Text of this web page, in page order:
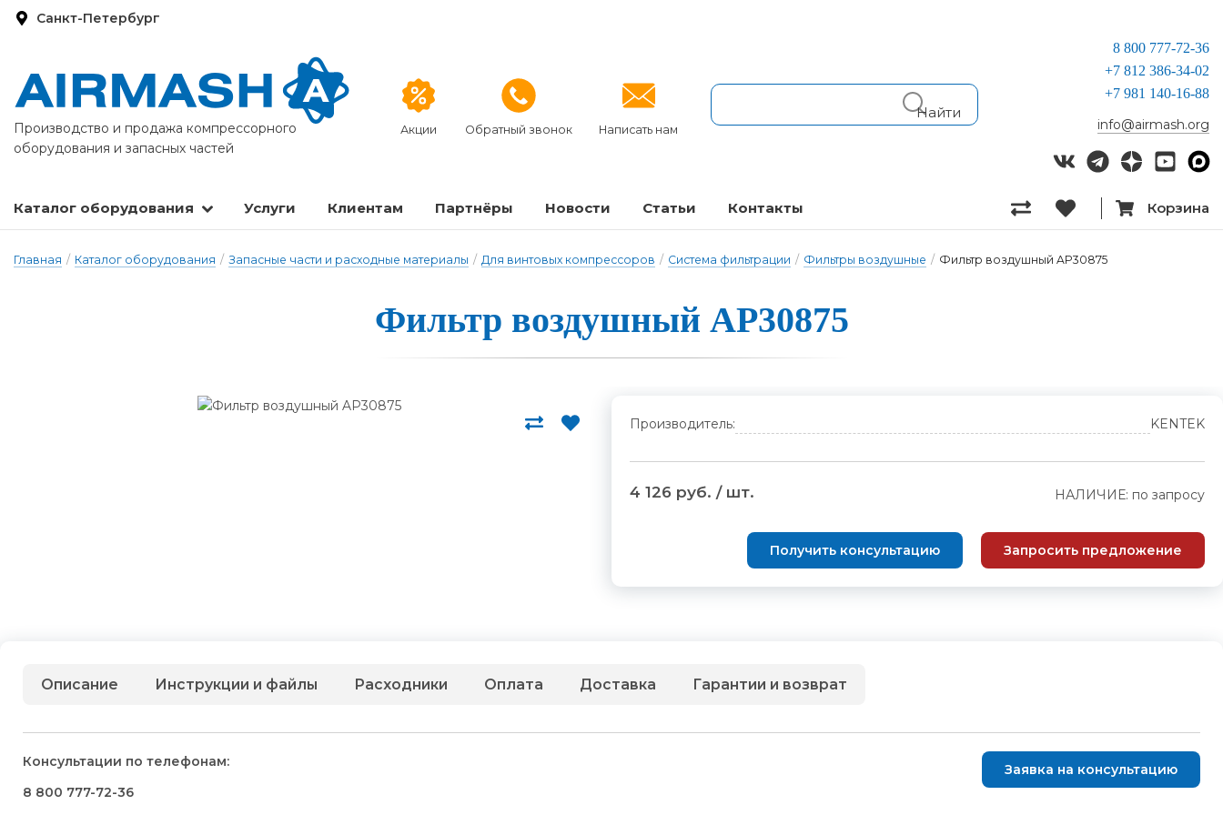
Санкт-Петербург
Производство и продажа компрессорного
оборудования и запасных частей
Акции Обратный звонок Написать нам
8 800 777-72-36
+7 812 386-34-02
+7 981 140-16-88
info@airmash.org
Каталог оборудования Услуги Клиентам Партнёры Новости Статьи Контакты Корзина
Главная / Каталог оборудования / Запасные части и расходные материалы / Для винтовых компрессоров / Система фильтрации / Фильтры воздушные / Фильтр воздушный AP30875
Филь­тр воз­душный AP30875
Производитель: KENTEK
4 126 руб. / шт. НАЛИЧИЕ: по запросу
Получить консультацию Запросить предложение
Описание Инструкции и файлы Расходники Оплата Доставка Гарантии и возврат
Консультации по телефонам:
8 800 777-72-36
Заявка на консультацию